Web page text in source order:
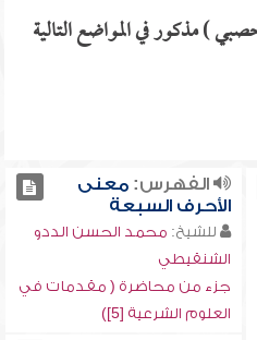
) مذكور في المواضع التالية
الفهرس:معنى
الأحرف السبعة
للشيخ: محمد الحسن الددو
الشنقيطي
جزء من محاضرة ( مقدمات في
العلوم الشرعية [5])